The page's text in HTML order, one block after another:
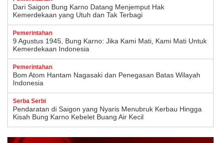
Dari Saigon Bung Karno Datang Menjemput Hak
Kemerdekaan yang Utuh dan Tak Terbagi
Pemerintahan
9 Agustus 1945, Bung Karno: Jika Kami Mati, Kami Mati Untuk
Kemerdekaan Indonesia
Pemerintahan
Bom Atom Hantam Nagasaki dan Penegasan Batas Wilayah
Indonesia
Serba Serbi
Pendaratan di Saigon yang Nyaris Menubruk Kerbau Hingga
Kisah Bung Karno Kebelet Buang Air Kecil